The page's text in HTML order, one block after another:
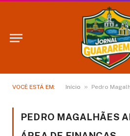
VOCÊ ESTÁ EM: Início » Pedro
PEDRO MAGALHÃES